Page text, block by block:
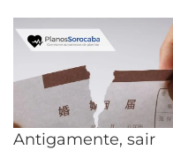
Antigamente, sair